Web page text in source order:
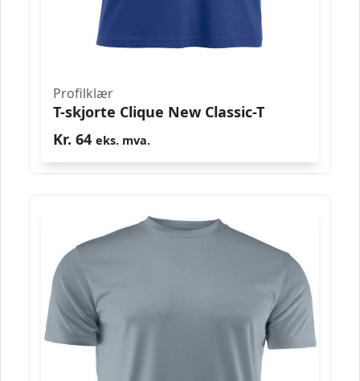
Profilklær
T-skjorte Clique New Classic-T
Kr. 64 eks. mva.